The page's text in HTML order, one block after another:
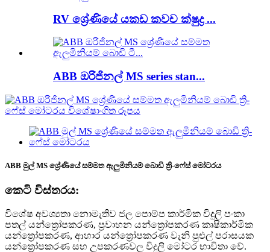
RV ශ්‍රේණියේ යකඩ කවච ක්ෂුද්‍ර ...
ABB ඔරිජිනල් MS series stan...
ABB මුල් MS ශ්‍රේණියේ සම්මත ඇලුමිනියම් බොඩි ත්‍රි-ෆේස් මෝටරය
කෙටි විස්තරය:
විශේෂ අවශ්‍යතා නොමැතිව ජල පොම්ප කාර්මික විදුලි පංකා
පතල් යන්ත්‍රෝපකරණ, ප්‍රවාහන යන්ත්‍රෝපකරණ කෘෂිකාර්මික
යන්ත්‍රෝපකරණ, ආහාර යන්ත්‍රෝපකරණ වැනි පුළුල් පරාසයක
යන්ත්‍රෝපකරණ සහ උපකරණවල විදුලි මෝටර භාවිතා වේ.